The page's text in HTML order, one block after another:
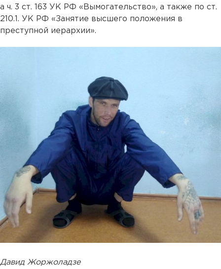
а ч. 3 ст. 163 УК РФ «Вымогательство», а также по ст.
210.1. УК РФ «Занятие высшего положения в
преступной иерархии».
Давид Жоржоладзе